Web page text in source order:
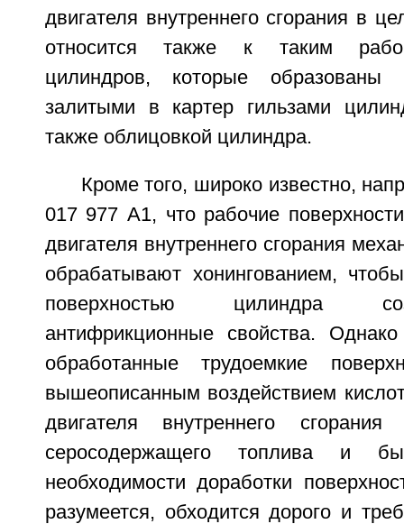
двигателя внутреннего сгорания в
относится также к таким
цилиндров, которые образованы
залитыми в картер гильзами
также облицовкой цилиндра.
Кроме того, широко известно,
017 977 А1, что рабочие
двигателя внутреннего сгорания
обрабатывают хонингованием,
поверхностью цилиндра
антифрикционные свойства.
обработанные трудоемкие
вышеописанным воздействием
двигателя внутреннего
серосодержащего топлива и
необходимости доработки
разумеется, обходится дорого и